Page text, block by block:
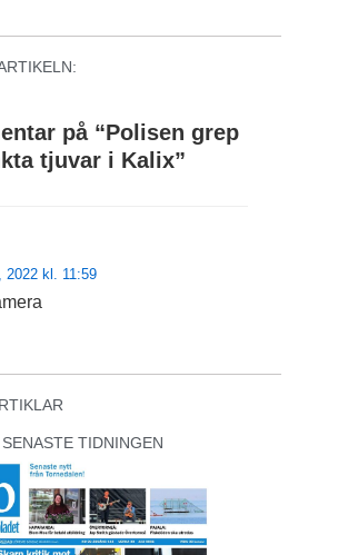
på “Polisen grep
tjuvar i Kalix”
2022 kl. 11:59
SENASTE TIDNINGEN